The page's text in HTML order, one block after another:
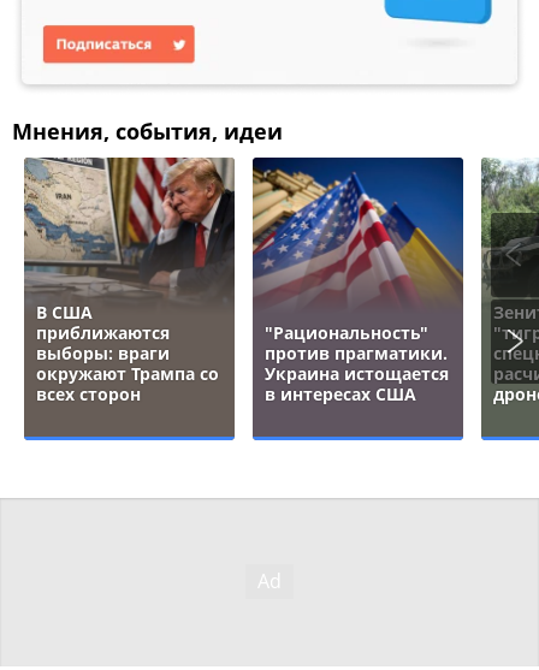
Мнения, события, идеи
В США
приближаются
выборы: враги
окружают Трампа со
всех сторон
"Рациональность"
против прагматики.
Украина истощается
в интересах США